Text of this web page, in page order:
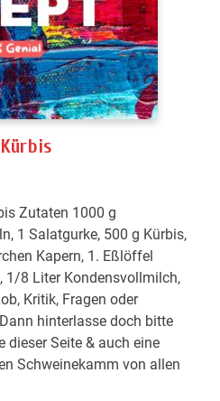
Zutaten 1000 g
1 Salatgurke, 500 g Kürbis,
Kapern, 1. Eßlöffel
1/8 Liter Kondensvollmilch,
Kritik, Fragen oder
hinterlasse doch bitte
dieser Seite & auch eine
Schweinekamm von allen